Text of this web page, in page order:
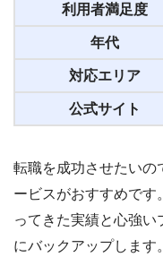
利用者満足度
年代
対応エリア
公式サイト
転職を成功させたいの
ービスがおすすめで
ってきた実績と心強い
にバックアップします